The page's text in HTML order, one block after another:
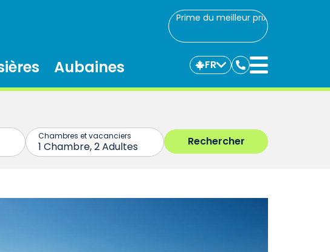
Prime du meilleur prix
Aubaines FR
Communiquez
avec